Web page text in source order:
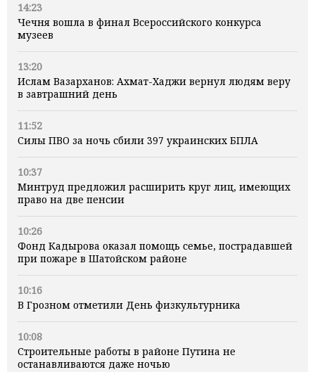
14:23
Чечня вошла в финал Всероссийского конкурса
музеев
13:20
Ислам Вазарханов: Ахмат-Хаджи вернул людям веру
в завтрашний день
11:52
Силы ПВО за ночь сбили 397 украинских БПЛА
10:37
Минтруд предложил расширить круг лиц, имеющих
право на две пенсии
10:26
Фонд Кадырова оказал помощь семье, пострадавшей
при пожаре в Шатойском районе
10:16
В Грозном отметили День физкультурника
10:08
Строительные работы в районе Путина не
останавливаются даже ночью